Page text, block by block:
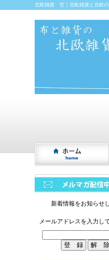
北欧雑貨 空｜北欧雑貨と北欧
新着情報をお知らせ
メールアドレスを入力し